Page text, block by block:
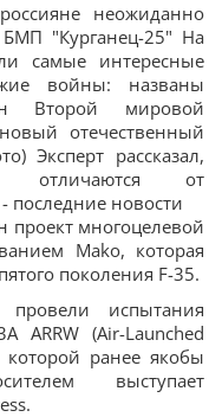
неожиданно
"Курганец-25" На
самые интересные
войны: названы
Второй мировой
отечественный
Эксперт рассказал,
отличаются от
последние новости
проект многоцелевой
Mako, которая
поколения F-35.
испытания
ARRW (Air-Launched
которой ранее якобы
выступает